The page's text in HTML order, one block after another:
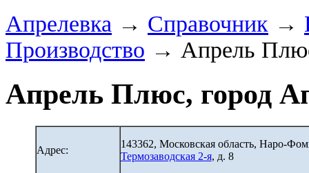
Апрелевка → Справочник →
Производство → Апрель
Апрель Плюс, город
Адрес:
143362, Московская область, Наро-
Термозаводская 2-я, д. 8